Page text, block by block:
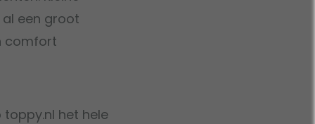
een groot
comfort
toppy.nl het hele